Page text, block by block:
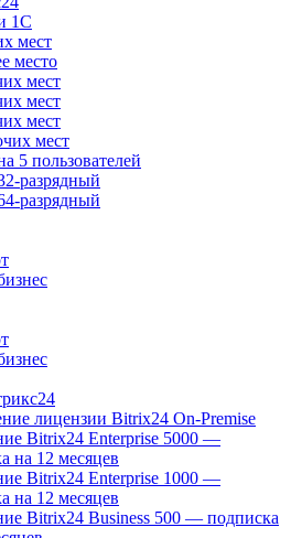
1С
мест
место
мест
мест
мест
мест
5 пользователей
разрядный
разрядный
лицензии Bitrix24 On-Premise
Bitrix24 Enterprise 5000 —
на 12 месяцев
Bitrix24 Enterprise 1000 —
на 12 месяцев
Bitrix24 Business 500 — подписка